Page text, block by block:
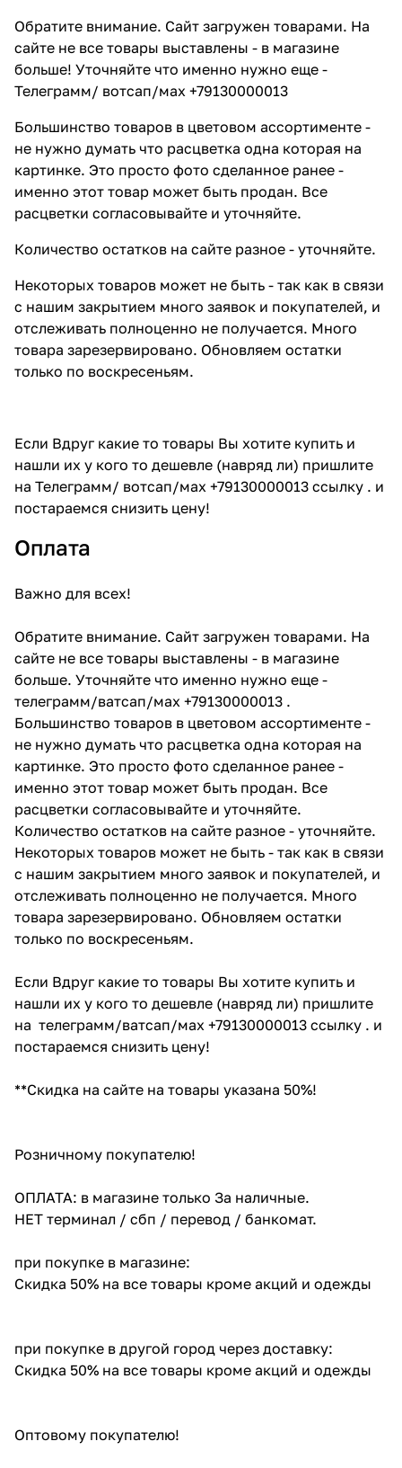
Обратите внимание. Сайт загружен товарами. На
сайте не все товары выставлены - в магазине
больше! Уточняйте что именно нужно еще -
Телеграмм/ вотсап/мах +79130000013
Большинство товаров в цветовом ассортименте -
не нужно думать что расцветка одна которая на
картинке. Это просто фото сделанное ранее -
именно этот товар может быть продан. Все
расцветки согласовывайте и уточняйте.
Количество остатков на сайте разное - уточняйте.
Некоторых товаров может не быть - так как в связи
с нашим закрытием много заявок и покупателей, и
отслеживать полноценно не получается. Много
товара зарезервировано. Обновляем остатки
только по воскресеньям.
Если Вдруг какие то товары Вы хотите купить и
нашли их у кого то дешевле (навряд ли) пришлите
на Телеграмм/ вотсап/мах +79130000013 ссылку . и
постараемся снизить цену!
Оплата
Важно для всех!
Обратите внимание. Сайт загружен товарами. На
сайте не все товары выставлены - в магазине
больше. Уточняйте что именно нужно еще -
телеграмм/ватсап/мах +79130000013 .
Большинство товаров в цветовом ассортименте -
не нужно думать что расцветка одна которая на
картинке. Это просто фото сделанное ранее -
именно этот товар может быть продан. Все
расцветки согласовывайте и уточняйте.
Количество остатков на сайте разное - уточняйте.
Некоторых товаров может не быть - так как в связи
с нашим закрытием много заявок и покупателей, и
отслеживать полноценно не получается. Много
товара зарезервировано. Обновляем остатки
только по воскресеньям.
Если Вдруг какие то товары Вы хотите купить и
нашли их у кого то дешевле (навряд ли) пришлите
на телеграмм/ватсап/мах +79130000013 ссылку . и
постараемся снизить цену!
**Скидка на сайте на товары указана 50%!
Розничному покупателю!
ОПЛАТА: в магазине только За наличные.
НЕТ терминал / сбп / перевод / банкомат.
при покупке в магазине:
Скидка 50% на все товары кроме акций и одежды
при покупке в другой город через доставку:
Скидка 50% на все товары кроме акций и одежды
Оптовому покупателю!